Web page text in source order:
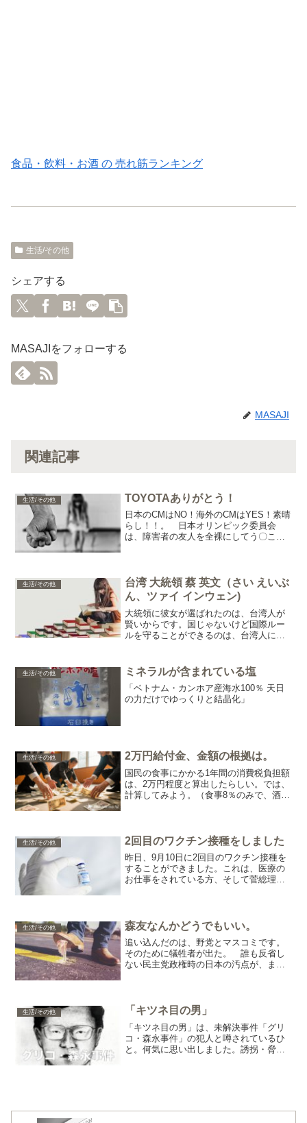
食品・飲料・お酒 の 売れ筋ランキング
生活/その他
シェアする
MASAJIをフォローする
MASAJI
関連記事
生活/その他 TOYOTAありがとう！
日本のCMはNO！海外のCMはYES！素晴
らし！！。 日本オリンピック委員会
は、障害者の友人を全裸にしてう〇こを
あたり前。 人...
生活/その他
台湾 大統領 蔡 英文（さい えいぶ
ん、ツァイ インウェン)
大統領に彼女が選ばれたのは、台湾人が
賢いからです。国じゃないけど国際ルー
ルを守ることができるのは、台湾人に責
からです。国なのに国際ルールを守る意
識がないのは、その国民が...
生活/その他 ミネラルが含まれている塩
「ベトナム・カンホア産海水100％ 天日
の力だけでゆっくりと結晶化」
生活/その他 2万円給付金、金額の根拠は。
国民の食事にかかる1年間の消費税負担額
は、2万円程度と算出したらしい。では、
計算してみよう。（食事8％のみで、酒
生活/その他 2回目のワクチン接種をしました
昨日、9月10日に2回目のワクチン接種を
することができました。これは、医療の
お仕事をされている方、そして菅総理の
あ～怖い怖い。 総裁任...
生活/その他 森友なんかどうでもいい。
追い込んだのは、野党とマスコミです。
そのために犠牲者が出た。 誰も反省し
ない民主党政権時の日本の汚点が、まだ
い。 「桜を切るバカ、梅を...
生活/その他 「キツネ目の男」
「キツネ目の男」は、未解決事件「グリ
コ・森永事件」の犯人と噂されているひ
と。何気に思い出しました。誘拐・脅